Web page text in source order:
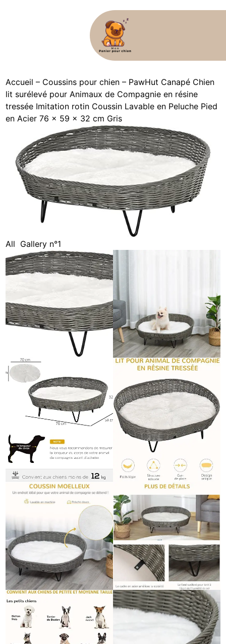
Accueil – Coussins pour chien – PawHut Canapé Chien
lit surélevé pour Animaux de Compagnie en résine
tressée Imitation rotin Coussin Lavable en Peluche Pied
en Acier 76 x 59 x 32 cm Gris
All Gallery n°1